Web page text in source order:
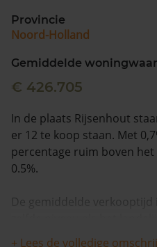
088 220 4200
Maandag t/m vrijdag -
Provincie
Noord-Holland
Gemiddelde
€ 426.705
In de plaats Rijsenhout
er 12 te koop staan. Met
percentage ruim boven
0.5%.
De gemiddelde
dagen.
+ Lees de volledige